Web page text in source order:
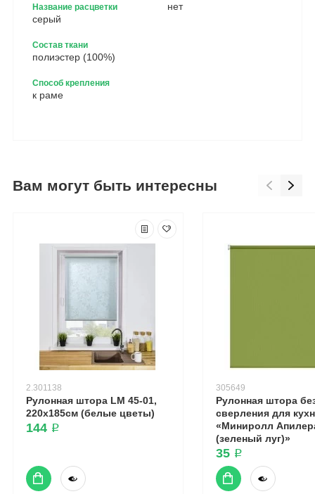
Название расцветки
серый
Состав ткани
полиэстер (100%)
Способ крепления
к раме
нет
Вам могут быть интересны
2.301138
Рулонная штора LM 45-01,
220х185см (белые цветы)
144 ₽
305649
Рулонная штора
сверления для
«Миниролл
(зеленый луг)»
35 ₽